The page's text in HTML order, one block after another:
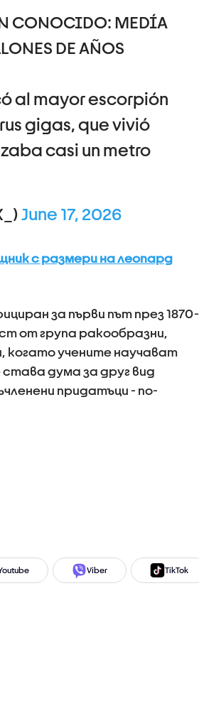
CONOCIDO: MEDÍA
DE AÑOS
al mayor escorpión
gigas, que vivió
casi un metro
June 17, 2026
с размери на леопард
за първи път през 1870-
от група ракообразни,
когато учените научават
става дума за друг вид
придатъци - по-
Viber TikTok